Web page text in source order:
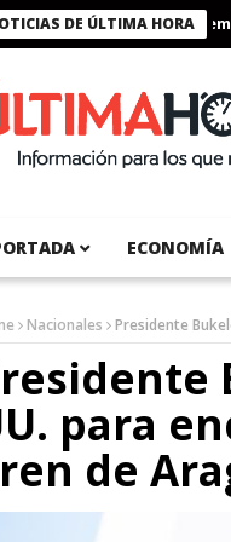
DE ÚLTIMA HORA
condecora a
ECONOMÍA
Nacionales Presidente
para
de